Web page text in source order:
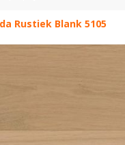
Rustiek Blank 5105